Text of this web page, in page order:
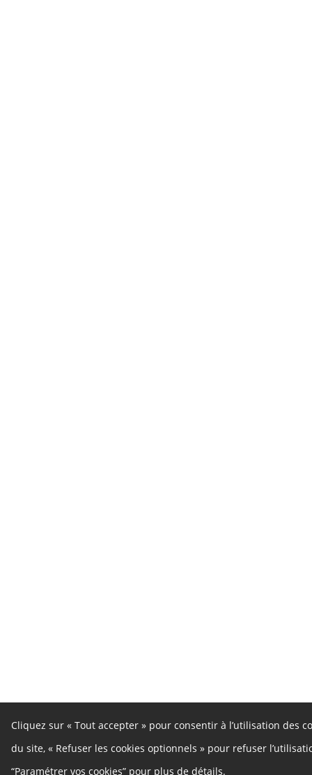
Cliquez sur « Tout accepter » pour consentir à l’utilisation des
du site, « Refuser les cookies optionnels » pour refuser
“Paramétrer vos cookies” pour plus de détails.